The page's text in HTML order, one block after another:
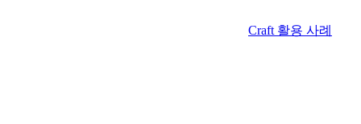
Craft 활용 사례